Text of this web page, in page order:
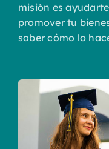
misión es
promover tu
saber cómo lo